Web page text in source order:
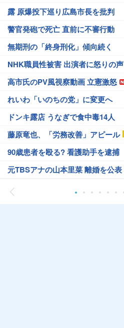
露 原爆投下巡り広島市長を批判
警官発砲で死亡 直前に不審行動
無期刑の「終身刑化」傾向続く
NHK職員性被害 出演者に怒りの声
高市氏のPV風視察動画 立憲激怒
れいわ「いのちの党」に変更へ
ドンキ露店 うなぎで食中毒14人
藤原竜也、「労務改善」アピール
90歳患者を殴る? 看護助手を逮捕
元TBSアナの山本里菜 離婚を公表